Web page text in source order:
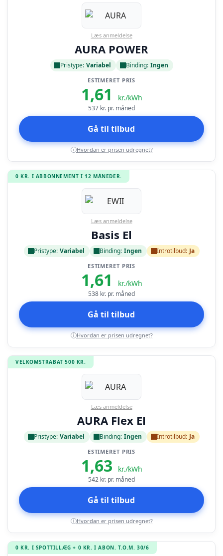
Læs anmeldelse
AURA POWER
Pristype: Variabel Binding: Ingen
ESTIMERET PRIS
1,61 kr./kWh
537 kr. pr. måned
Gå til tilbud
i Hvordan er prisen udregnet?
0 KR. I ABBONNEMENT I 12 MÅNEDER.
Læs anmeldelse
Basis El
Pristype: Variabel Binding: Ingen Introtilbud: Ja
ESTIMERET PRIS
1,61 kr./kWh
538 kr. pr. måned
Gå til tilbud
i Hvordan er prisen udregnet?
VELKOMSTRABAT 500 KR.
Læs anmeldelse
AURA Flex El
Pristype: Variabel Binding: Ingen Introtilbud: Ja
ESTIMERET PRIS
1,63 kr./kWh
542 kr. pr. måned
Gå til tilbud
i Hvordan er prisen udregnet?
0 KR. I SPOTTILLÆG + 0 KR. I ABON. T.O.M. 30/6